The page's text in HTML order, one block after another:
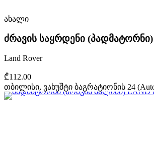
ახალი
ძრავის საყრდენი (პადმატორნი)
Land Rover
₾112.00
თბილისი, ვახუშტი ბაგრატიონის 24